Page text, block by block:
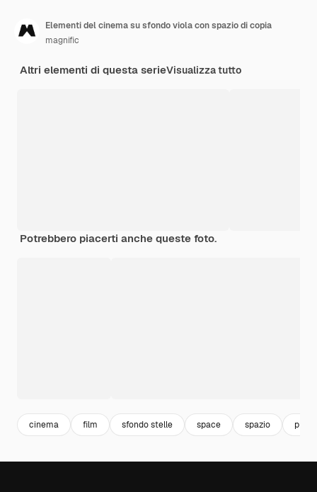
Elementi del cinema su sfondo viola con spazio di copia
magnific
Altri elementi di questa serieVisualizza tutto
Potrebbero piacerti anche queste foto.
cinema film sfondo stelle space spazio